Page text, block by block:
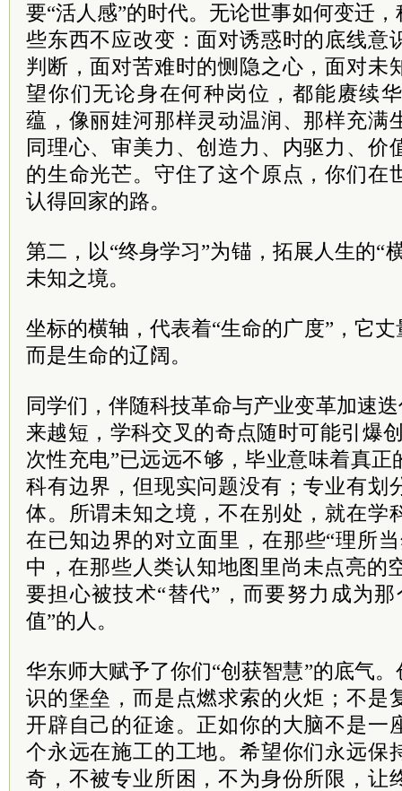
要“活人感”的时代。无论世事如何变迁
些东西不应改变：面对诱惑时的底线意
判断，面对苦难时的恻隐之心，面对未
望你们无论身在何种岗位，都能赓续
蕴，像丽娃河那样灵动温润、那样充满
同理心、审美力、创造力、内驱力、价
的生命光芒。守住了这个原点，你们在
认得回家的路。
第二，以“终身学习”为锚，拓展人生的“
未知之境。
坐标的横轴，代表着“生命的广度”，它
而是生命的辽阔。
同学们，伴随科技革命与产业变革加速
来越短，学科交叉的奇点随时可能引爆
次性充电”已远远不够，毕业意味着真
科有边界，但现实问题没有；专业有划
体。所谓未知之境，不在别处，就在学
在已知边界的对立面里，在那些“理所
中，在那些人类认知地图里尚未点亮的
要担心被技术“替代”，而要努力成为
值”的人。
华东师大赋予了你们“创获智慧”的底气
识的堡垒，而是点燃求索的火炬；不是
开辟自己的征途。正如你的大脑不是一
个永远在施工的工地。希望你们永远保
奇，不被专业所困，不为身份所限，让